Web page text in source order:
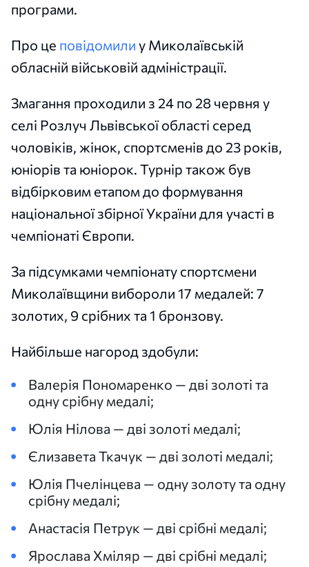
програми.
Про це повідомили у Миколаївській
обласній військовій адміністрації.
Змагання проходили з 24 по 28 червня у
селі Розлуч Львівської області серед
чоловіків, жінок, спортсменів до 23 років,
юніорів та юніорок. Турнір також був
відбірковим етапом до формування
національної збірної України для участі в
чемпіонаті Європи.
За підсумками чемпіонату спортсмени
Миколаївщини вибороли 17 медалей: 7
золотих, 9 срібних та 1 бронзову.
Найбільше нагород здобули:
Валерія Пономаренко — дві золоті та
одну срібну медалі;
Юлія Нілова — дві золоті медалі;
Єлизавета Ткачук — дві золоті медалі;
Юлія Пчелінцева — одну золоту та одну
срібну медалі;
Анастасія Петрук — дві срібні медалі;
Ярослава Хміляр — дві срібні медалі;